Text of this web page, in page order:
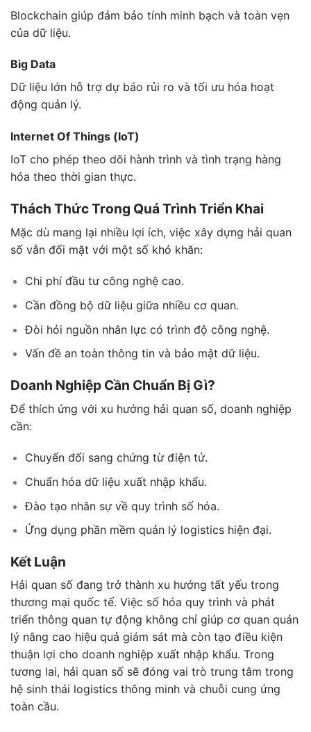
Blockchain giúp đảm bảo tính minh bạch và toàn vẹn
của dữ liệu.
Big Data
Dữ liệu lớn hỗ trợ dự báo rủi ro và tối ưu hóa hoạt
động quản lý.
Internet Of Things (IoT)
IoT cho phép theo dõi hành trình và tình trạng hàng
hóa theo thời gian thực.
Thách Thức Trong Quá Trình Triển Khai
Mặc dù mang lại nhiều lợi ích, việc xây dựng hải quan
số vẫn đối mặt với một số khó khăn:
Chi phí đầu tư công nghệ cao.
Cần đồng bộ dữ liệu giữa nhiều cơ quan.
Đòi hỏi nguồn nhân lực có trình độ công nghệ.
Vấn đề an toàn thông tin và bảo mật dữ liệu.
Doanh Nghiệp Cần Chuẩn Bị Gì?
Để thích ứng với xu hướng hải quan số, doanh nghiệp
cần:
Chuyển đổi sang chứng từ điện tử.
Chuẩn hóa dữ liệu xuất nhập khẩu.
Đào tạo nhân sự về quy trình số hóa.
Ứng dụng phần mềm quản lý logistics hiện đại.
Kết Luận
Hải quan số đang trở thành xu hướng tất yếu trong
thương mại quốc tế. Việc số hóa quy trình và phát
triển thông quan tự động không chỉ giúp cơ quan quản
lý nâng cao hiệu quả giám sát mà còn tạo điều kiện
thuận lợi cho doanh nghiệp xuất nhập khẩu. Trong
tương lai, hải quan số sẽ đóng vai trò trung tâm trong
hệ sinh thái logistics thông minh và chuỗi cung ứng
toàn cầu.